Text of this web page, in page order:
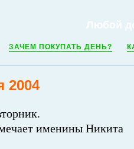
ЗАЧЕМ ПОКУПАТЬ ДЕНЬ?
2004
именины Никита